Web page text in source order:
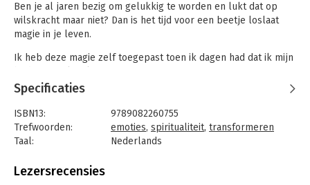
Ben je al jaren bezig om gelukkig te worden en lukt dat op
wilskracht maar niet? Dan is het tijd voor een beetje loslaat
magie in je leven.
Ik heb deze magie zelf toegepast toen ik dagen had dat ik mijn
Door een heftige jeugd was ik een bange en onzekere vrouw,
die met regelmaat overspoeld
werd door angsten en vermoeidheid.
In dit boek laat ik je kennismaken met de magische loslaat tool
voorbeelden hoe je deze tool kunt inzetten in je dagelijkse
leven. Op het moment dat je de magische tool gaat gebruiken,
Specificaties
ISBN13:
9789082260755
Trefwoorden:
emoties, spiritualiteit, transformeren
Taal:
Nederlands
Aantal pagina's:
Lezersrecensies